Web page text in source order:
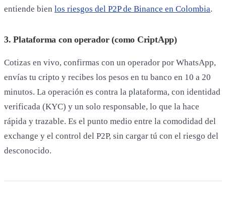
entiende bien los riesgos del P2P de Binance en Colombia.
3. Plataforma con operador (como CriptApp)
Cotizas en vivo, confirmas con un operador por WhatsApp,
envías tu cripto y recibes los pesos en tu banco en 10 a 20
minutos. La operación es contra la plataforma, con identidad
verificada (KYC) y un solo responsable, lo que la hace
rápida y trazable. Es el punto medio entre la comodidad del
exchange y el control del P2P, sin cargar tú con el riesgo del
desconocido.